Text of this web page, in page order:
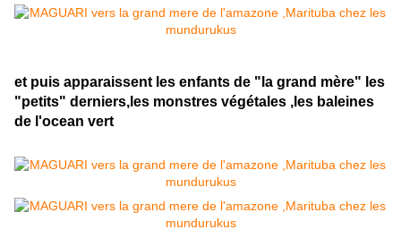
et puis apparaissent les enfants de "la grand mère" les
"petits" derniers,les monstres végétales ,les baleines
de l'ocean vert